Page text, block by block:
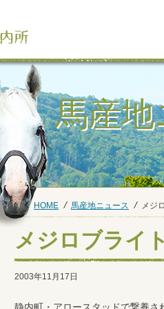
馬産
HOME 馬産地ニュース メジ
メジロブライ
2003年11月17日